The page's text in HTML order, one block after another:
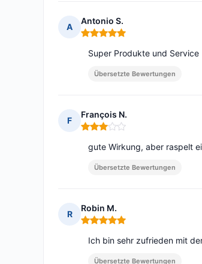
A
Antonio S.
Hinweis: 5 von 5
Super Produkte und Service
Übersetzte Bewertungen
F
François N.
Hinweis: 3 von 5
gute Wirkung, aber raspelt
Übersetzte Bewertungen
R
Robin M.
Hinweis: 5 von 5
Ich bin sehr zufrieden mit
Übersetzte Bewertungen